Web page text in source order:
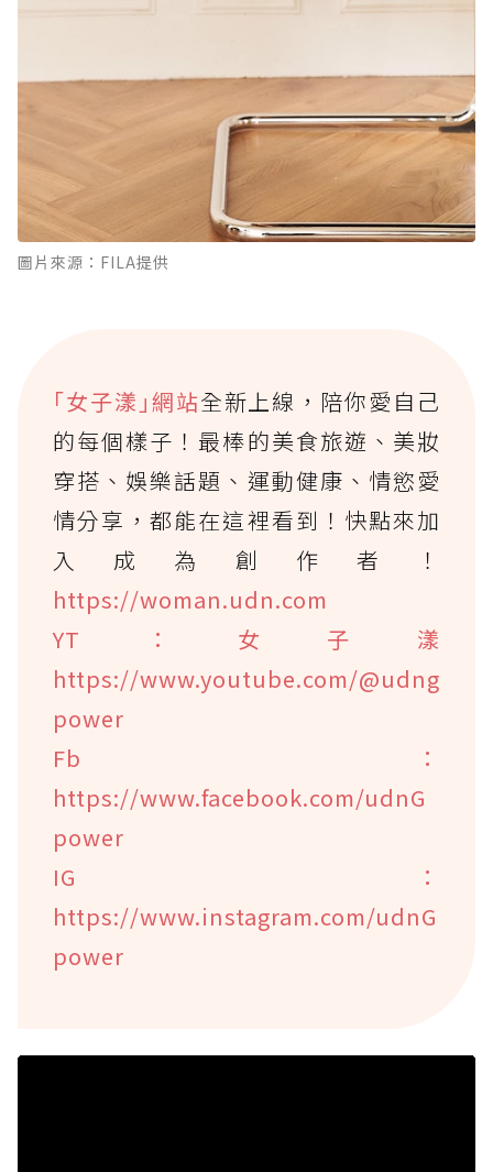
圖片來源：FILA提供
｢女子漾｣網站全新上線，陪你愛自己
的每個樣子！最棒的美食旅遊、美妝
穿搭、娛樂話題、運動健康、情慾愛
情分享，都能在這裡看到！快點來加
入成為創作者！
https://woman.udn.com
YT：女子漾
https://www.youtube.com/@udng
power
Fb：
https://www.facebook.com/udnG
power
IG：
https://www.instagram.com/udnG
power